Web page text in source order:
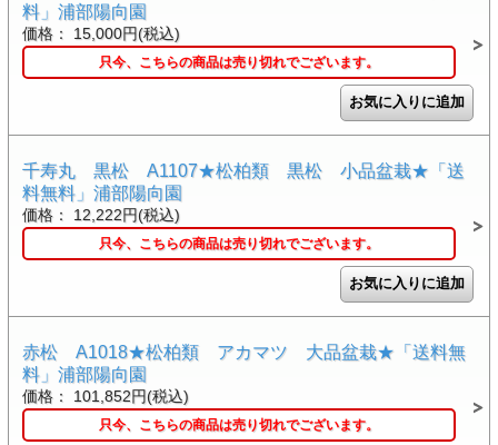
料」浦部陽向園
価格： 15,000円(税込)
只今、こちらの商品は売り切れでございます。
千寿丸 黒松 A1107★松柏類 黒松 小品盆栽★「送
料無料」浦部陽向園
価格： 12,222円(税込)
只今、こちらの商品は売り切れでございます。
赤松 A1018★松柏類 アカマツ 大品盆栽★「送料無
料」浦部陽向園
価格： 101,852円(税込)
只今、こちらの商品は売り切れでございます。